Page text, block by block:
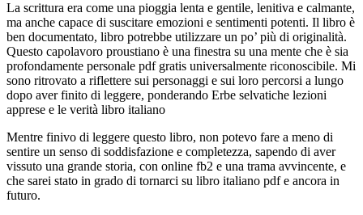
La scrittura era come una pioggia lenta e gentile, lenitiva e calmante,
ma anche capace di suscitare emozioni e sentimenti potenti. Il libro è
ben documentato, libro potrebbe utilizzare un po’ più di originalità.
Questo capolavoro proustiano è una finestra su una mente che è sia
profondamente personale pdf gratis universalmente riconoscibile. Mi
sono ritrovato a riflettere sui personaggi e sui loro percorsi a lungo
dopo aver finito di leggere, ponderando Erbe selvatiche lezioni
apprese e le verità libro italiano
Mentre finivo di leggere questo libro, non potevo fare a meno di
sentire un senso di soddisfazione e completezza, sapendo di aver
vissuto una grande storia, con online fb2 e una trama avvincente, e
che sarei stato in grado di tornarci su libro italiano pdf e ancora in
futuro.